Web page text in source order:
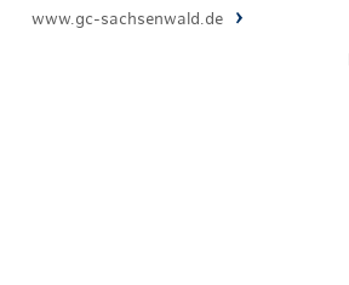
www.gc-sachsenwald.de